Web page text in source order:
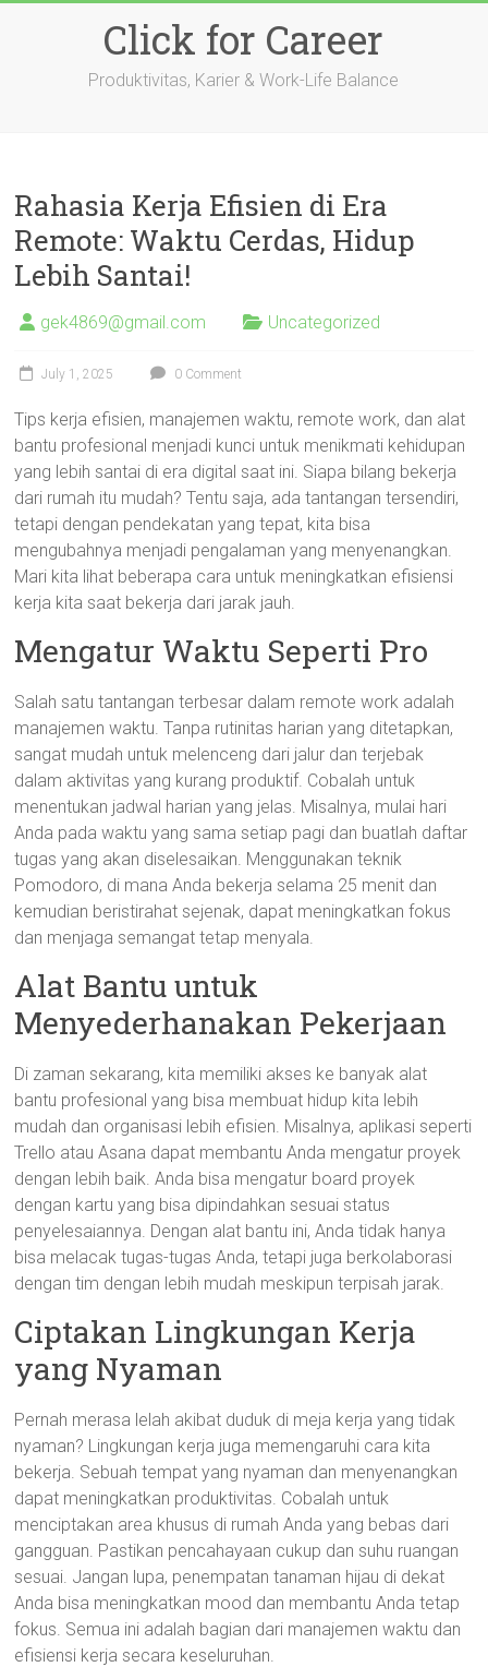
Click for Career
Produktivitas, Karier & Work-Life Balance
Rahasia Kerja Efisien di Era
Remote: Waktu Cerdas, Hidup
Lebih Santai!
gek4869@gmail.com Uncategorized
July 1, 2025 0 Comment
Tips kerja efisien, manajemen waktu, remote work, dan alat
bantu profesional menjadi kunci untuk menikmati kehidupan
yang lebih santai di era digital saat ini. Siapa bilang bekerja
dari rumah itu mudah? Tentu saja, ada tantangan tersendiri,
tetapi dengan pendekatan yang tepat, kita bisa
mengubahnya menjadi pengalaman yang menyenangkan.
Mari kita lihat beberapa cara untuk meningkatkan efisiensi
kerja kita saat bekerja dari jarak jauh.
Mengatur Waktu Seperti Pro
Salah satu tantangan terbesar dalam remote work adalah
manajemen waktu. Tanpa rutinitas harian yang ditetapkan,
sangat mudah untuk melenceng dari jalur dan terjebak
dalam aktivitas yang kurang produktif. Cobalah untuk
menentukan jadwal harian yang jelas. Misalnya, mulai hari
Anda pada waktu yang sama setiap pagi dan buatlah daftar
tugas yang akan diselesaikan. Menggunakan teknik
Pomodoro, di mana Anda bekerja selama 25 menit dan
kemudian beristirahat sejenak, dapat meningkatkan fokus
dan menjaga semangat tetap menyala.
Alat Bantu untuk
Menyederhanakan Pekerjaan
Di zaman sekarang, kita memiliki akses ke banyak alat
bantu profesional yang bisa membuat hidup kita lebih
mudah dan organisasi lebih efisien. Misalnya, aplikasi seperti
Trello atau Asana dapat membantu Anda mengatur proyek
dengan lebih baik. Anda bisa mengatur board proyek
dengan kartu yang bisa dipindahkan sesuai status
penyelesaiannya. Dengan alat bantu ini, Anda tidak hanya
bisa melacak tugas-tugas Anda, tetapi juga berkolaborasi
dengan tim dengan lebih mudah meskipun terpisah jarak.
Ciptakan Lingkungan Kerja
yang Nyaman
Pernah merasa lelah akibat duduk di meja kerja yang tidak
nyaman? Lingkungan kerja juga memengaruhi cara kita
bekerja. Sebuah tempat yang nyaman dan menyenangkan
dapat meningkatkan produktivitas. Cobalah untuk
menciptakan area khusus di rumah Anda yang bebas dari
gangguan. Pastikan pencahayaan cukup dan suhu ruangan
sesuai. Jangan lupa, penempatan tanaman hijau di dekat
Anda bisa meningkatkan mood dan membantu Anda tetap
fokus. Semua ini adalah bagian dari manajemen waktu dan
efisiensi kerja secara keseluruhan.